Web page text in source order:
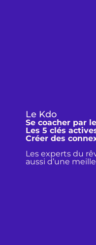
Le Kdo
Se coacher par
Les 5 clés
Créer des
Les experts du
aussi d’une